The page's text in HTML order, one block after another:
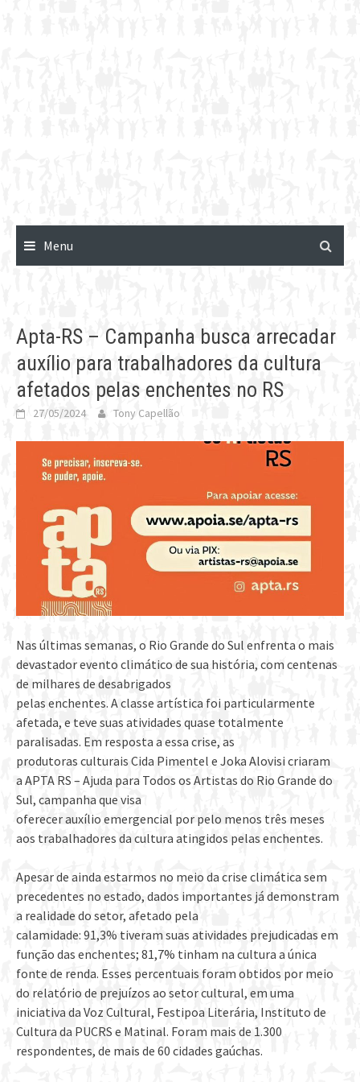
Menu
Apta-RS – Campanha busca arrecadar
auxílio para trabalhadores da cultura
afetados pelas enchentes no RS
27/05/2024 Tony Capellão
Nas últimas semanas, o Rio Grande do Sul enfrenta o mais
devastador evento climático de sua história, com centenas
de milhares de desabrigados
pelas enchentes. A classe artística foi particularmente
afetada, e teve suas atividades quase totalmente
paralisadas. Em resposta a essa crise, as
produtoras culturais Cida Pimentel e Joka Alovisi criaram
a APTA RS – Ajuda para Todos os Artistas do Rio Grande do
Sul, campanha que visa
oferecer auxílio emergencial por pelo menos três meses
aos trabalhadores da cultura atingidos pelas enchentes.
Apesar de ainda estarmos no meio da crise climática sem
precedentes no estado, dados importantes já demonstram
a realidade do setor, afetado pela
calamidade: 91,3% tiveram suas atividades prejudicadas em
função das enchentes; 81,7% tinham na cultura a única
fonte de renda. Esses percentuais foram obtidos por meio
do relatório de prejuízos ao setor cultural, em uma
iniciativa da Voz Cultural, Festipoa Literária, Instituto de
Cultura da PUCRS e Matinal. Foram mais de 1.300
respondentes, de mais de 60 cidades gaúchas.